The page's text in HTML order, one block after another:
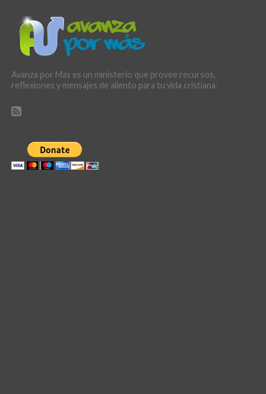
Avanza por Más es un ministerio que provee recursos,
reflexiones y mensajes de aliento para tu vida cristiana.